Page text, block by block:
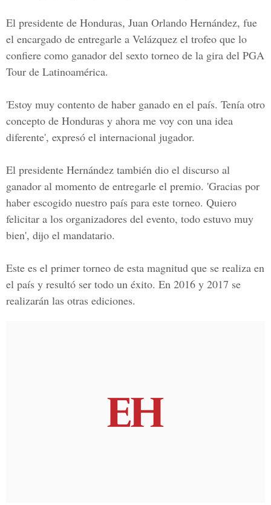
El presidente de Honduras, Juan Orlando Hernández, fue
el encargado de entregarle a Velázquez el trofeo que lo
confiere como ganador del sexto torneo de la gira del PGA
Tour de Latinoamérica.
'Estoy muy contento de haber ganado en el país. Tenía otro
concepto de Honduras y ahora me voy con una idea
diferente', expresó el internacional jugador.
El presidente Hernández también dio el discurso al
ganador al momento de entregarle el premio. 'Gracias por
haber escogido nuestro país para este torneo. Quiero
felicitar a los organizadores del evento, todo estuvo muy
bien', dijo el mandatario.
Este es el primer torneo de esta magnitud que se realiza en
el país y resultó ser todo un éxito. En 2016 y 2017 se
realizarán las otras ediciones.